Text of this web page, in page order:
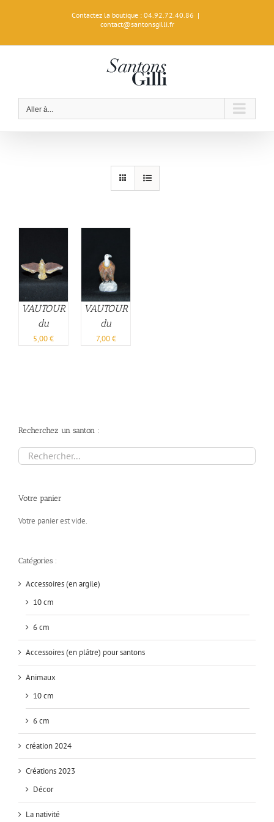
Contactez la boutique : 04.92.72.40.86 |
contact@santonsgilli.fr
Aller à...
VAUTOUR
du
VERDON –
5,00€
VAUTOUR
du
VERDON –
7,00€
Recherchez un santon :
Votre panier
Votre panier est vide.
Catégories :
Accessoires (en argile)
10 cm
6 cm
Accessoires (en plâtre) pour santons
Animaux
10 cm
6 cm
création 2024
Créations 2023
Décor
La nativité